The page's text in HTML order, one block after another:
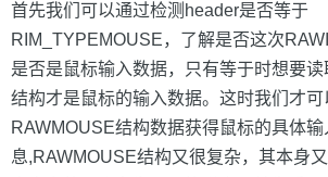
首先我们可以通过检测header是否等于
RIM_TYPEMOUSE，了解是否这次
是否是鼠标输入数据，只有等于时想要
结构才是鼠标的输入数据。这时我们才可
RAWMOUSE结构数据获得鼠标的具体输
息,RAWMOUSE结构又很复杂，其本身